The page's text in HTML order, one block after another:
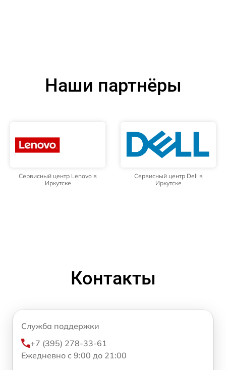
Наши партнёры
Сервисный центр Lenovo в
Иркутске
Сервисный центр Dell в
Иркутске
Контакты
Служба поддержки
+7 (395) 278-33-61
Ежедневно с 9:00 до 21:00